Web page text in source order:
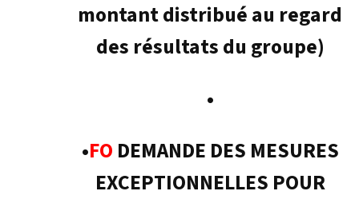
montant distribué au regard
des résultats du groupe)
•
•FO DEMANDE DES MESURES
EXCEPTIONNELLES POUR